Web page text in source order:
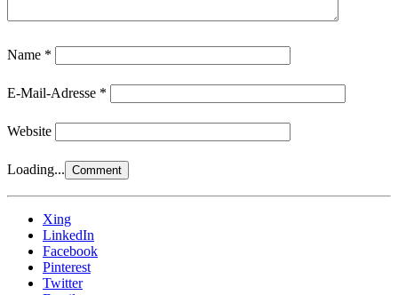
Name *
E-Mail-Adresse *
Website
Loading...
Xing
LinkedIn
Facebook
Pinterest
Twitter